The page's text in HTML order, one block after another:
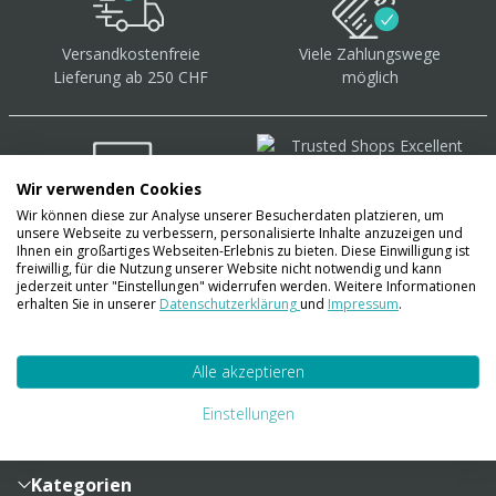
Versandkostenfreie
Lieferung ab 250 CHF
Viele Zahlungswege
möglich
Über 40.000 Artikel auf
Lager
Sendungsverfolgung
Zahlung und Versand
Lieferinformationen
Kategorien
Wir verwenden Cookies
Wir können diese zur Analyse unserer Besucherdaten platzieren, um
unsere Webseite zu verbessern, personalisierte Inhalte anzuzeigen und
Ihnen ein großartiges Webseiten-Erlebnis zu bieten. Diese Einwilligung ist
freiwillig, für die Nutzung unserer Website nicht notwendig und kann
jederzeit unter "Einstellungen" widerrufen werden. Weitere Informationen
erhalten Sie in unserer Datenschutzerklärungund Impressum.
Alle akzeptieren
Einstellungen